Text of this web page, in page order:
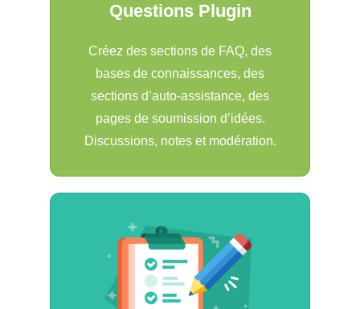
Questions Plugin
Créez des sections de FAQ, des
bases de connaissances, des
sections d’auto-assistance, des
pages de soumission d’idées.
Discussions, notes et modération.